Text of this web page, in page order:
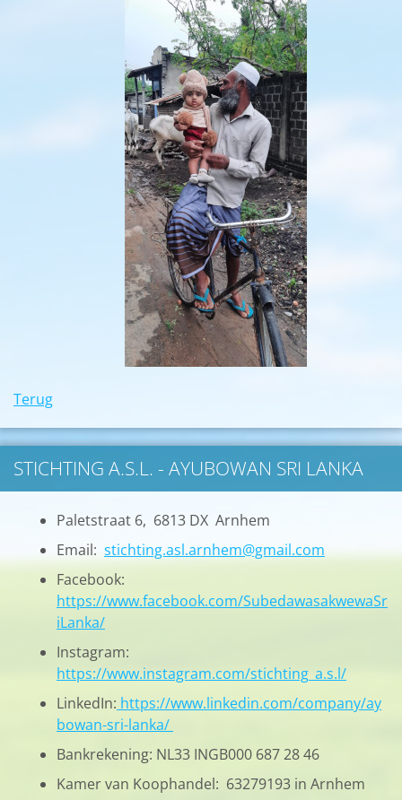
Terug
STICHTING A.S.L. - AYUBOWAN SRI LANKA
Paletstraat 6, 6813 DX Arnhem
Email: stichting.asl.arnhem@gmail.com
Facebook:
https://www.facebook.com/SubedawasakwewaSr
iLanka/
Instagram:
https://www.instagram.com/stichting_a.s.l/
LinkedIn: https://www.linkedin.com/company/ay
bowan-sri-lanka/
Bankrekening: NL33 INGB000 687 28 46
Kamer van Koophandel: 63279193 in Arnhem